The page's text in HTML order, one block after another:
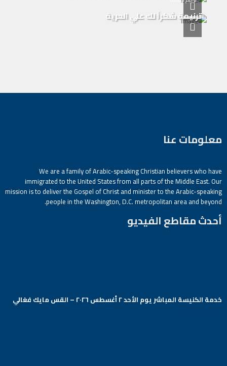
ترنيمة شكراً لك علي الحرية
معلومات عنا
We are a family of Arabic-speaking Christian believers who have
immigrated to the United States from all parts of the Middle East. Our
mission is to deliver the Gospel of Christ and minister to the Arabic-speaking
people in the Washington, D.C. metropolitan area and beyond.
أحدث مقاطع الفيديو
خدمة الكنيسة المباشر يوم الأحد ٢ أغسطس ٢٠٢٦ – القس مايك فغالي